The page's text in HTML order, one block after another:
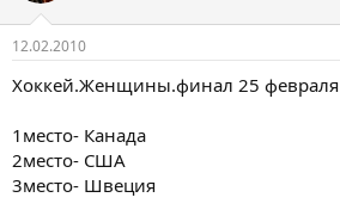
12.02.2010
Хоккей.Женщины.финал 25 февраля
1место- Канада
2место- США
3место- Швеция